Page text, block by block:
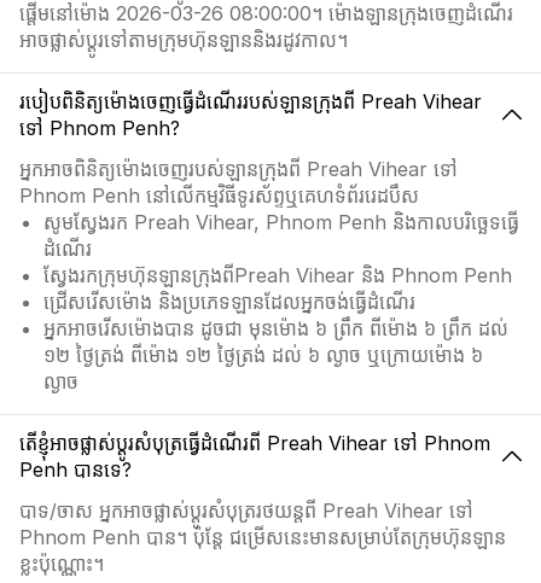
ផ្តើមនៅម៉ោង 2026-03-26 08:00:00។ ម៉ោងឡានក្រុងចេញដំណើរ
អាចផ្លាស់ប្ដូរទៅតាមក្រុមហ៊ុនឡាននិងរដូវកាល។
របៀបពិនិត្យម៉ោងចេញធ្វើដំណើររបស់ឡានក្រុងពី Preah Vihear
ទៅ Phnom Penh?
អ្នកអាចពិនិត្យម៉ោងចេញរបស់ឡានក្រុងពី Preah Vihear ទៅ
Phnom Penh នៅលើកម្មវិធីទូរស័ព្ទឬគេហទំព័ររេដបឹស
សូមស្វែងរក Preah Vihear, Phnom Penh និងកាលបរិច្ឆេទធ្វើ
ដំណើរ
ស្វែងរកក្រុមហ៊ុនឡានក្រុងពីPreah Vihear និង Phnom Penh
ជ្រើសរើសម៉ោង និងប្រភេទឡានដែលអ្នកចង់ធ្វើដំណើរ
អ្នកអាចរើសម៉ោងបាន ដូចជា មុនម៉ោង ៦ ព្រឹក ពីម៉ោង ៦ ព្រឹក ដល់
១២ ថ្ងៃត្រង់ ពីម៉ោង ១២ ថ្ងៃត្រង់ ដល់ ៦ ល្ងាច ឬក្រោយម៉ោង ៦
ល្ងាច
តើខ្ញុំអាចផ្លាស់ប្ដូរសំបុត្រធ្វើដំណើរពី Preah Vihear ទៅ Phnom
Penh បានទេ?
បាទ/ចាស អ្នកអាចផ្លាស់ប្ដូរសំបុត្ររថយន្តពី Preah Vihear ទៅ
Phnom Penh បាន។ ប៉ុន្តែ ជម្រើសនេះមានសម្រាប់តែក្រុមហ៊ុនឡាន
ខ្លះប៉ុណ្ណោះ។